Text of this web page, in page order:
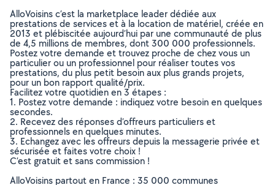
AlloVoisins c’est la marketplace leader dédiée aux
prestations de services et à la location de matériel, créée en
2013 et plébiscitée aujourd’hui par une communauté de plus
de 4,5 millions de membres, dont 300 000 professionnels.
Postez votre demande et trouvez proche de chez vous un
particulier ou un professionnel pour réaliser toutes vos
prestations, du plus petit besoin aux plus grands projets,
pour un bon rapport qualité/prix.
Facilitez votre quotidien en 3 étapes :
1. Postez votre demande : indiquez votre besoin en quelques
secondes.
2. Recevez des réponses d’offreurs particuliers et
professionnels en quelques minutes.
3. Echangez avec les offreurs depuis la messagerie privée et
sécurisée et faites votre choix !
C’est gratuit et sans commission !
AlloVoisins partout en France : 35 000 communes